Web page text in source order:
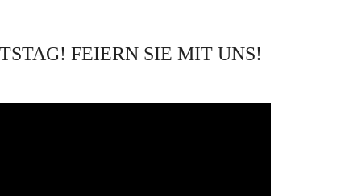
FEIERN SIE MIT UNS!